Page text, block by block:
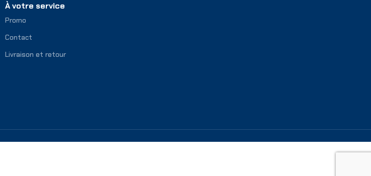
À votre service
Promo
Contact
Livraison et retour